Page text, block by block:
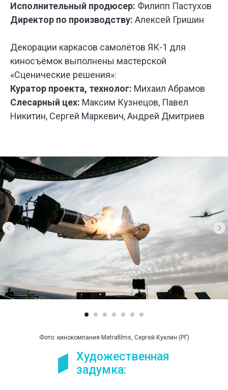
И
У НАС
Исполнительный продюсер: Филипп Пастухов
Директор по производству: Алексей Гришин
Декорации каркасов самолётов ЯК-1 для
киносъёмок выполнены мастерской
«Сценические решения»:
Куратор проекта, технолог: Михаил Абрамов
Слесарный цех: Максим Кузнецов, Павел
Никитин, Сергей Маркевич, Андрей Дмитриев
Фото: кинокомпания Metrafilms, Сергей Куклин (РГ)
Художественная
задумка: